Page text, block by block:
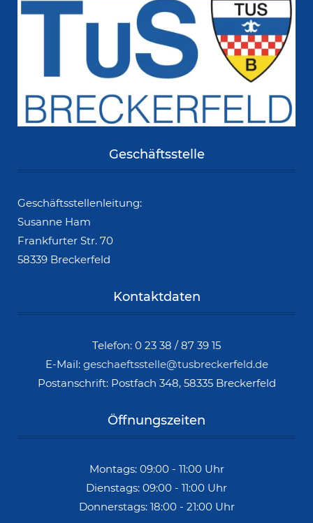
Geschäftsstelle
Geschäftsstellenleitung:
Susanne Ham
Frankfurter Str. 70
58339 Breckerfeld
Kontaktdaten
Telefon: 0 23 38 / 87 39 15
E-Mail: geschaeftsstelle@tusbreckerfeld.de
Postanschrift: Postfach 348, 58335 Breckerfeld
Öffnungszeiten
Montags: 09:00 - 11:00 Uhr
Dienstags: 09:00 - 11:00 Uhr
Donnerstags: 18:00 - 21:00 Uhr